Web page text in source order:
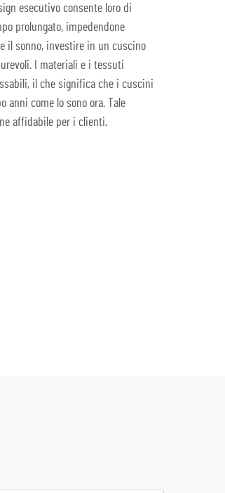
esecutivo consente loro di
prolungato, impedendone
il sonno, investire in un cuscino
I materiali e i tessuti
il che significa che i cuscini
come lo sono ora. Tale
affidabile per i clienti.